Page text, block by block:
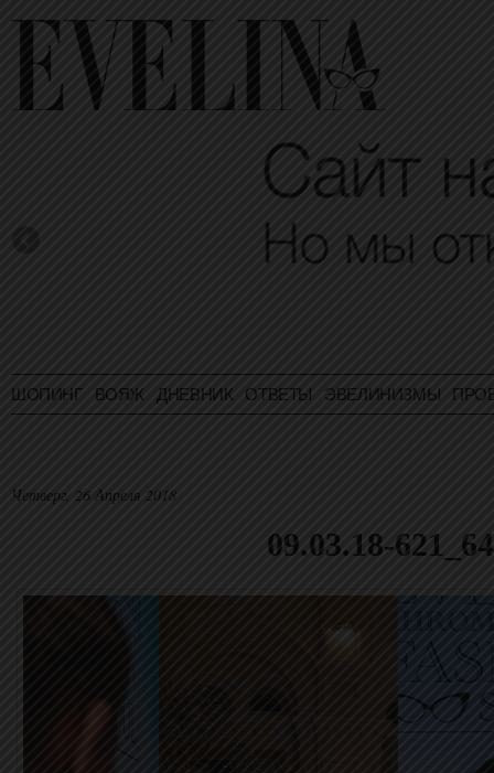
ШОПИНГ ВОЯЖ ДНЕВНИК ОТВЕТЫ ЭВЕЛИНИЗМЫ
Четверг, 26 Апреля 2018
09.03.18-